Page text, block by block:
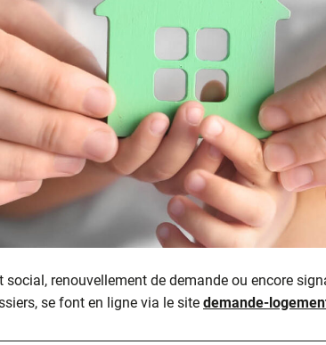
social, renouvellement de demande ou encore
se font en ligne via le site demande-